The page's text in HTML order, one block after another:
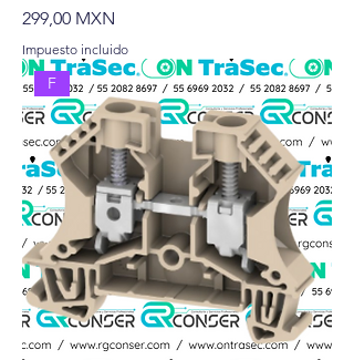
Precio
299,00 MXN
Impuesto incluido
F